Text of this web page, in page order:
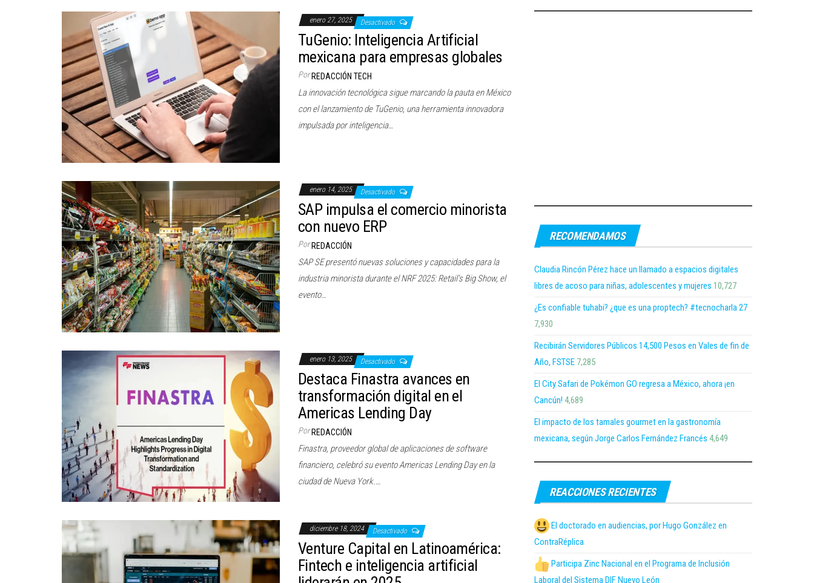
enero 27, 2025 Desactivado
TuGenio: Inteligencia Artificial
mexicana para empresas globales
Por REDACCIÓN TECH
La innovación tecnológica sigue marcando la pauta en México
con el lanzamiento de TuGenio, una herramienta innovadora
impulsada por inteligencia…
enero 14, 2025 Desactivado
SAP impulsa el comercio minorista
con nuevo ERP
Por REDACCIÓN
SAP SE presentó nuevas soluciones y capacidades para la
industria minorista durante el NRF 2025: Retail’s Big Show, el
evento…
enero 13, 2025 Desactivado
Destaca Finastra avances en
transformación digital en el
Americas Lending Day
Por REDACCIÓN
Finastra, proveedor global de aplicaciones de software
financiero, celebró su evento Americas Lending Day en la
ciudad de Nueva York.…
diciembre 18, 2024 Desactivado
Venture Capital en Latinoamérica:
Fintech e inteligencia artificial
RECOMENDAMOS
Claudia Rincón Pérez hace un llamado a espacios digitales
libres de acoso para niñas, adolescentes y mujeres 10,727
¿Es confiable tuhabi? ¿que es una proptech? #tecnocharla 27
7,930
Recibirán Servidores Públicos 14,500 Pesos en Vales de fin de
Año, FSTSE 7,285
El City Safari de Pokémon GO regresa a México, ahora ¡en
Cancún! 4,689
El impacto de los tamales gourmet en la gastronomía
mexicana, según Jorge Carlos Fernández Francés 4,649
REACCIONES RECIENTES
El doctorado en audiencias, por Hugo González en
ContraRéplica
Participa Zinc Nacional en el Programa de Inclusión
Laboral del Sistema DIF Nuevo León